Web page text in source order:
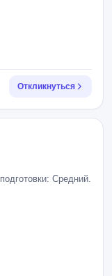
Откликнуться
Средний.